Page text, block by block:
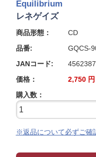
Equilibrium
レネゲイズ
商品形態：
CD
品番:
GQCS-
JANコード:
価格：
2,750 円
購入数：
※返品について必ずご確